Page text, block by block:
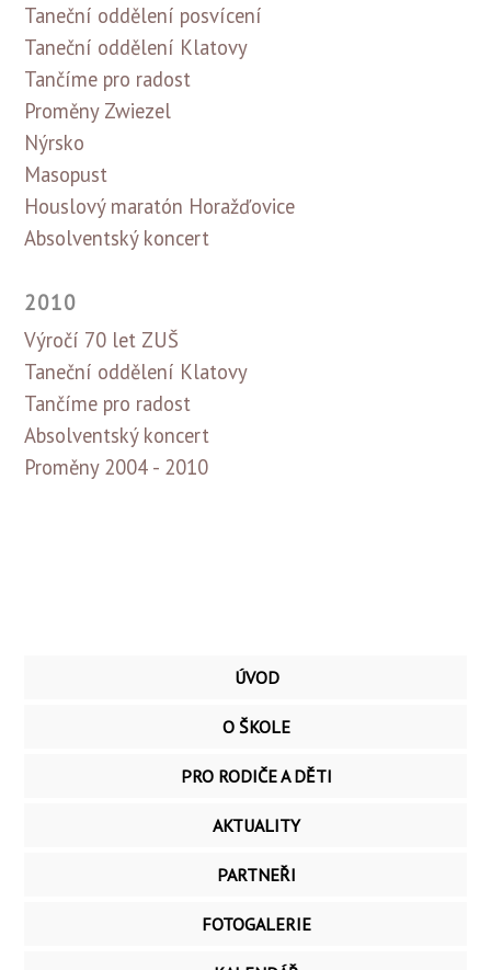
Taneční oddělení posvícení
Taneční oddělení Klatovy
Tančíme pro radost
Proměny Zwiezel
Nýrsko
Masopust
Houslový maratón Horažďovice
Absolventský koncert
2010
Výročí 70 let ZUŠ
Taneční oddělení Klatovy
Tančíme pro radost
Absolventský koncert
Proměny 2004 - 2010
ÚVOD
O ŠKOLE
PRO RODIČE A DĚTI
AKTUALITY
PARTNEŘI
FOTOGALERIE